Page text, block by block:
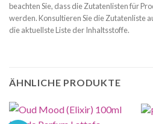
beachten Sie, dass die Zutatenlisten für
werden. Konsultieren Sie die Zutatenliste
die aktuellste Liste der Inhaltsstoffe.
ÄHNLICHE PRODUKTE